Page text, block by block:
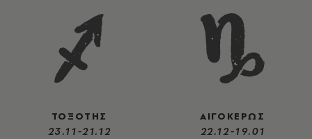
ΤΟΞΟΤΗΣ
23.11-21.12
ΑΙΓΟΚΕΡΩΣ
22.12-19.01